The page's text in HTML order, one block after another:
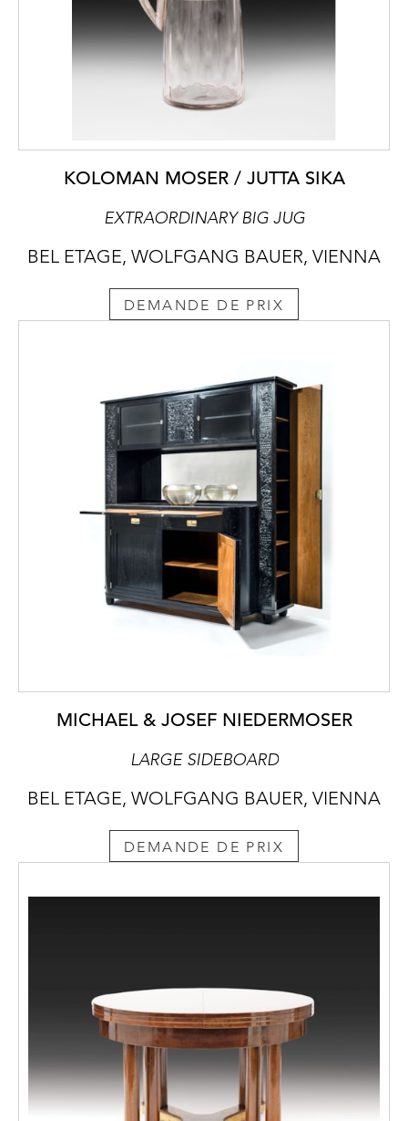
KOLOMAN MOSER / JUTTA SIKA
EXTRAORDINARY BIG JUG
BEL ETAGE, WOLFGANG BAUER, VIENNA
DEMANDE DE PRIX
MICHAEL & JOSEF NIEDERMOSER
LARGE SIDEBOARD
BEL ETAGE, WOLFGANG BAUER, VIENNA
DEMANDE DE PRIX